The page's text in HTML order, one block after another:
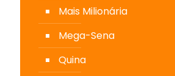
Mais Milionária
Mega-Sena
Quina